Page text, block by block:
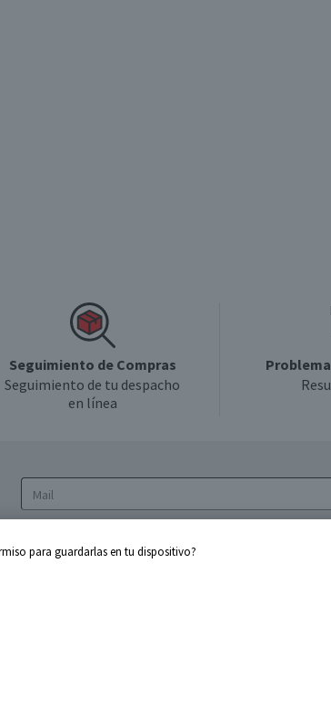
Seguimiento de Compras
Seguimiento de tu despacho
en línea
de privacidad y de tratamiento de datos
para guardarlas en tu dispositivo?